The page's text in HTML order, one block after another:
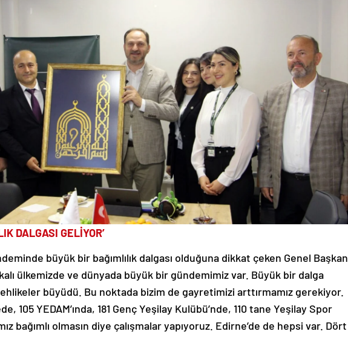
DALGASI GELİYOR’
büyük bir bağımlılık dalgası olduğuna dikkat çeken Genel Başkan
ülkemizde ve dünyada büyük bir gündemimiz var. Büyük bir dalga
büyüdü. Bu noktada bizim de gayretimizi arttırmamız gerekiyor.
105 YEDAM’ında, 181 Genç Yeşilay Kulübü’nde, 110 tane Yeşilay Spor
bağımlı olmasın diye çalışmalar yapıyoruz. Edirne’de de hepsi var. Dört